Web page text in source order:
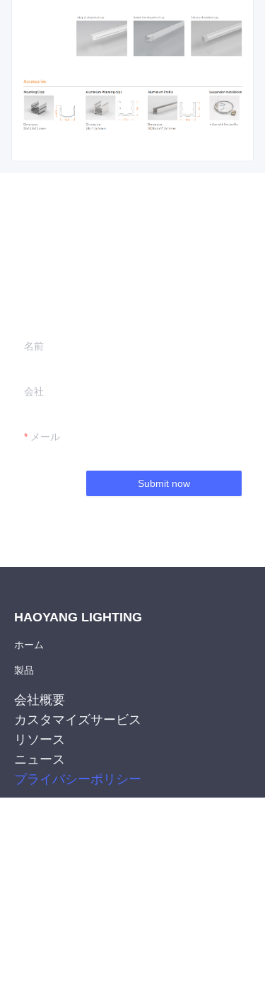
名前
会社
メール
Submit now
HAOYANG LIGHTING
ホーム
製品
会社概要
カスタマイズサービス
リソース
ニュース
プライバシーポリシー
JP